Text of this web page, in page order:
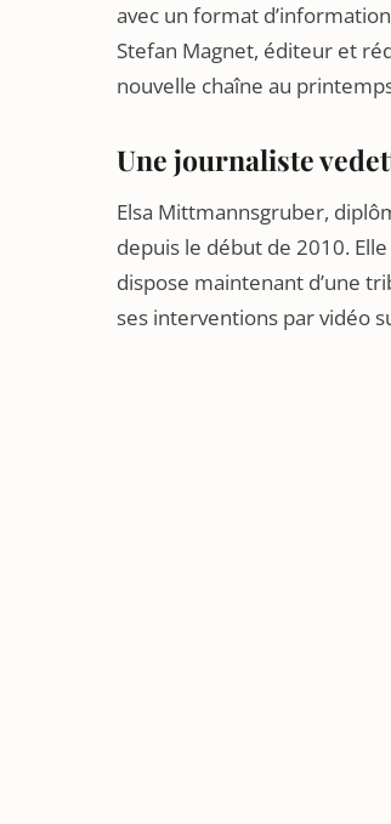
avec un format
Stefan Magnet, éditeur et
nouvelle chaîne au
Une journaliste
Elsa Mittmannsgruber,
depuis le début de 2010.
dispose maintenant d’une
ses interventions par vidéo